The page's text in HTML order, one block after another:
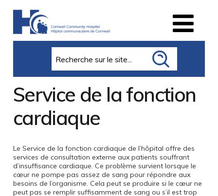
Service de la fonction
cardiaque
Le Service de la fonction cardiaque de l’hôpital offre des
services de consultation externe aux patients souffrant
d’insuffisance cardiaque. Ce problème survient lorsque le
cœur ne pompe pas assez de sang pour répondre aux
besoins de l’organisme. Cela peut se produire si le cœur ne
peut pas se remplir suffisamment de sang ou s’il est trop